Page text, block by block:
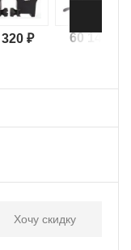
₽ 60 140 ₽
Хочу скидку